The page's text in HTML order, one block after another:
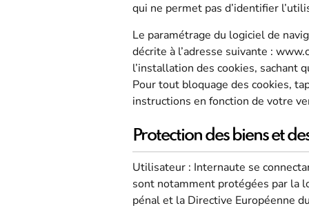
qui ne permet pas d’identifier
Le paramétrage du logiciel de
décrite à l’adresse suivante :
l’installation des cookies, sachant
Pour tout bloquage des cookies,
instructions en fonction de votre
Protection des biens et
Utilisateur : Internaute se
sont notamment protégées par la
pénal et la Directive Européenne